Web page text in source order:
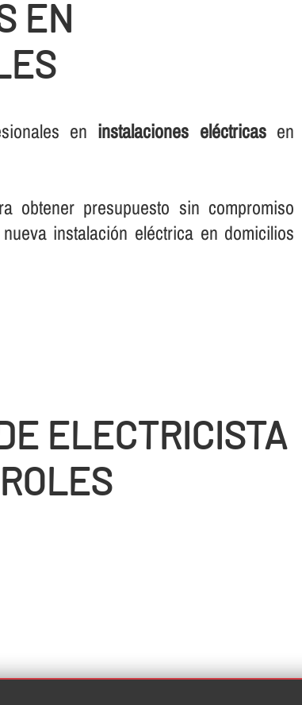
EN
en instalaciones eléctricasen
obtener presupuesto sin compromiso
instalación eléctrica en domicilios
ELECTRICISTA